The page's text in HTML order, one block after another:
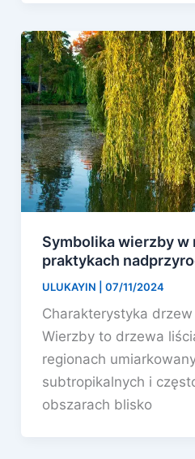
Symbolika wierzby w
praktykach
ULUKAYIN 07/11/2024
Charakterystyka
Wierzby to drzewa
regionach
subtropikalnych i
obszarach blisko